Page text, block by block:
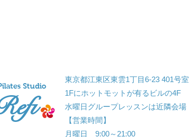
ates Studio
東京都江東区東雲1丁目6-23 401号室
1Fにホットモットが有るビルの4F
水曜日グループレッスンは近隣会場
【営業時間】
月曜日 9:00～21:00